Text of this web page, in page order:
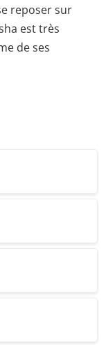
reposer sur
est très
de ses